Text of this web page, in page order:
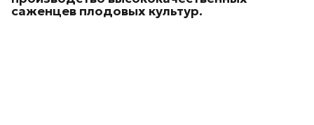
саженцев плодовых культур.